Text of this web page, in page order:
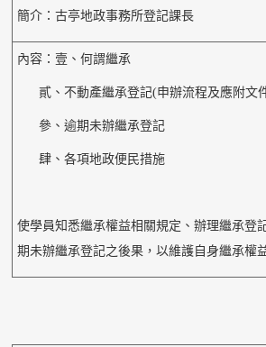
簡介：古亭地政事務所登記課長
內容：壹、何謂繼承
貳、不動產繼承登記(申辦流程及應附文
參、逾期未辦繼承登記
肆、各項地政便民措施
使學員知悉繼承權益相關規定、辦理繼承登
期未辦繼承登記之後果，以維護自身繼承權